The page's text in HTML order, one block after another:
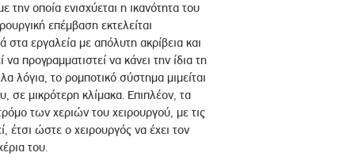
οποία ενισχύεται η ικανότητα του
επέμβαση εκτελείται
στα εργαλεία με απόλυτη ακρίβεια και
προγραμματιστεί να κάνει την ίδια τη
λόγια, το ρομποτικό σύστημα μιμείται
σε μικρότερη κλίμακα. Επιπλέον, τα
των χεριών του χειρουργού, με τις
έτσι ώστε ο χειρουργός να έχει τον
του.